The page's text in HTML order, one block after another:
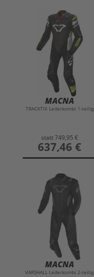
MACNA
TRACKTIX Lederkombi 1-teilig
statt 749,95 €
preis
637,46 €
MACNA
VARSHALL Lederkombi 2-teilig